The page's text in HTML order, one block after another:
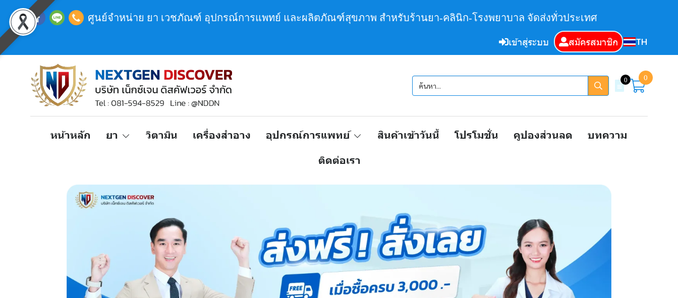
ศูนย์จำหน่าย ยา เวชภัณฑ์ อุปกรณ์การแพทย์ และผลิตภัณฑ์สุขภาพ สำหรับร้านยา-คลินิก-โรงพยาบาล จัดส่งทั่วประเทศ
เข้าสู่ระบบ สมัครสมาชิก TH
0 0
หน้าหลัก ยา วิตามิน เครื่องสำอาง อุปกรณ์การแพทย์ สินค้าเข้าวันนี้ โปรโมชั่น คูปองส่วนลด
บทความ
ติดต่อเรา